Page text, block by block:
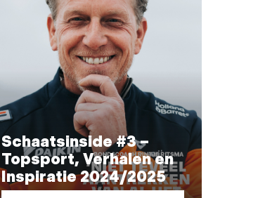
Schaatsinside #3 –
Topsport, Verhalen en
Inspiratie 2024/2025